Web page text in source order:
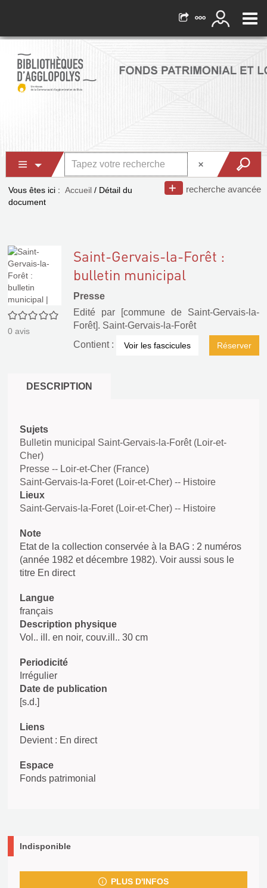
recherche avancée
Vous êtes ici : Accueil / Détail du
document
0/5
0 avis
Saint-Gervais-la-Forêt :
bulletin municipal
Presse
Edité par
[commune de Saint-Gervais-la-
Forêt]. Saint-Gervais-la-Forêt
Réserver
Contient : Voir les fascicules
DESCRIPTION
Sujets
Bulletin municipal Saint-Gervais-la-Forêt (Loir-et-
Cher)
Presse -- Loir-et-Cher (France)
Saint-Gervais-la-Foret (Loir-et-Cher) -- Histoire
Lieux
Saint-Gervais-la-Foret (Loir-et-Cher) -- Histoire
Note
Etat de la collection conservée à la BAG : 2 numéros
(année 1982 et décembre 1982). Voir aussi sous le
titre En direct
Langue
français
Description physique
Vol.. ill. en noir, couv.ill.. 30 cm
Periodicité
Irrégulier
Date de publication
[s.d.]
Liens
Devient : En direct
Espace
Fonds patrimonial
Indisponible
PLUS D'INFOS